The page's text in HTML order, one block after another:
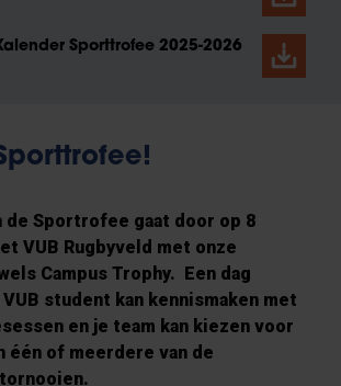
Sporttrofee 2025-2026
de Sportrofee gaat door op 8
VUB Rugbyveld met onze
Campus Trophy. Een dag
student kan kennismaken met
en je team kan kiezen voor
één of meerdere van de